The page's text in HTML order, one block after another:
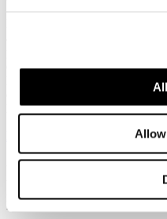
associazioni che in Italia
del ddl sul federalismo fiscale
l'attuale impianto normativo
economico-finanziario del
l'adeguatezza dei servizi su